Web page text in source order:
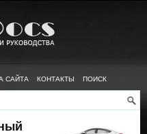
САЙТА КОНТАКТЫ ПОИСК